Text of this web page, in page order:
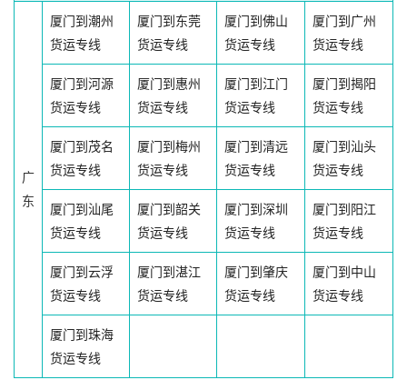
广
东
厦门到潮州
货运专线
厦门到东莞
货运专线
厦门到佛山
货运专线
厦门到广州
货运专线
厦门到河源
货运专线
厦门到惠州
货运专线
厦门到江门
货运专线
厦门到揭阳
货运专线
厦门到茂名
货运专线
厦门到梅州
货运专线
厦门到清远
货运专线
厦门到汕头
货运专线
厦门到汕尾
货运专线
厦门到韶关
货运专线
厦门到深圳
货运专线
厦门到阳江
货运专线
厦门到云浮
货运专线
厦门到湛江
货运专线
厦门到肇庆
货运专线
厦门到中山
货运专线
厦门到珠海
货运专线